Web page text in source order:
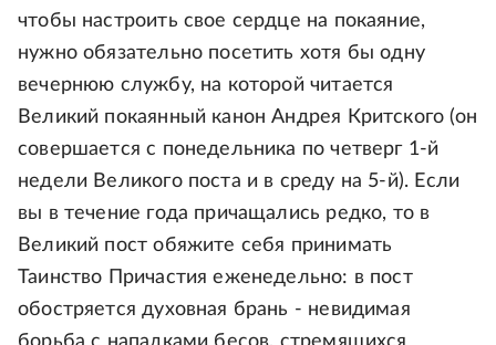
чтобы настроить свое сердце на покаяние,
нужно обязательно посетить хотя бы одну
вечернюю службу, на которой читается
Великий покаянный канон Андрея Критского (он
совершается с понедельника по четверг 1-й
недели Великого поста и в среду на 5-й). Если
вы в течение года причащались редко, то в
Великий пост обяжите себя принимать
Таинство Причастия еженедельно: в пост
обостряется духовная брань - невидимая